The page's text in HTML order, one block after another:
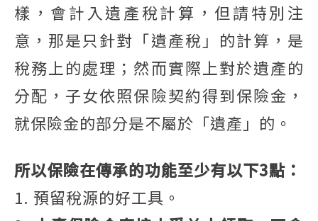
樣，會計入遺產稅計算，但請特別注
意，那是只針對「遺產稅」的計算，是
稅務上的處理；然而實際上對於遺產的
分配，子女依照保險契約得到保險金，
就保險金的部分是不屬於「遺產」的。
所以保險在傳承的功能至少有以下3點：
1. 預留稅源的好工具。